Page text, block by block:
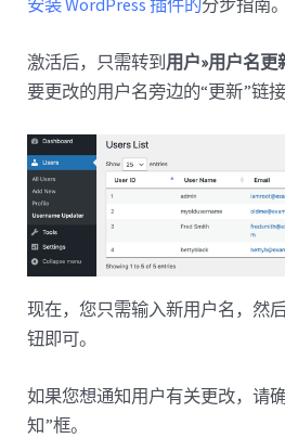
激活后，只需转到 用户»用户名更
要更改的用户名旁边的“更新”链接
现在，您只需输入新用户名，然
钮即可。
如果您想通知用户有关更改，请
知”框。